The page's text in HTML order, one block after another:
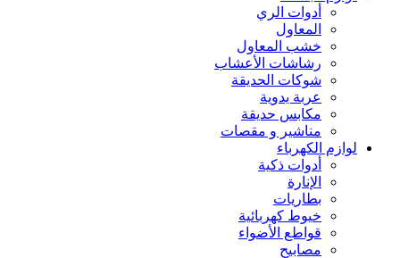
أدوات الري
المعاول
خشب المعاول
رشاشات الأعشاب
شوكات الحديقة
عربة يدوية
مكابس حديقة
مناشير و مقصات
لوازم الكهرباء
أدوات ذكية
الإنارة
بطاريات
خيوط كهربائية
قواطع الأضواء
مصابيح